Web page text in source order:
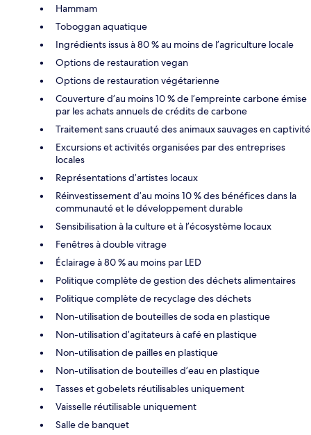
Hammam
Toboggan aquatique
Ingrédients issus à 80 % au moins de l’agriculture locale
Options de restauration vegan
Options de restauration végétarienne
Couverture d’au moins 10 % de l’empreinte carbone émise
par les achats annuels de crédits de carbone
Traitement sans cruauté des animaux sauvages en captivité
Excursions et activités organisées par des entreprises
locales
Représentations d’artistes locaux
Réinvestissement d’au moins 10 % des bénéfices dans la
communauté et le développement durable
Sensibilisation à la culture et à l’écosystème locaux
Fenêtres à double vitrage
Éclairage à 80 % au moins par LED
Politique complète de gestion des déchets alimentaires
Politique complète de recyclage des déchets
Non-utilisation de bouteilles de soda en plastique
Non-utilisation d’agitateurs à café en plastique
Non-utilisation de pailles en plastique
Non-utilisation de bouteilles d’eau en plastique
Tasses et gobelets réutilisables uniquement
Vaisselle réutilisable uniquement
Salle de banquet